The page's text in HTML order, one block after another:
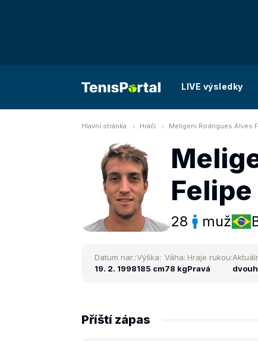
LIVE výsledky
Hlavní stránka Hráči Meligeni Rodrigues Alves
Felipe
28 muž
Datum nar.:
19. 2. 1998
Výška:
185 cm
Váha:
78 kg
Hraje rukou:
Pravá
Příští zápas